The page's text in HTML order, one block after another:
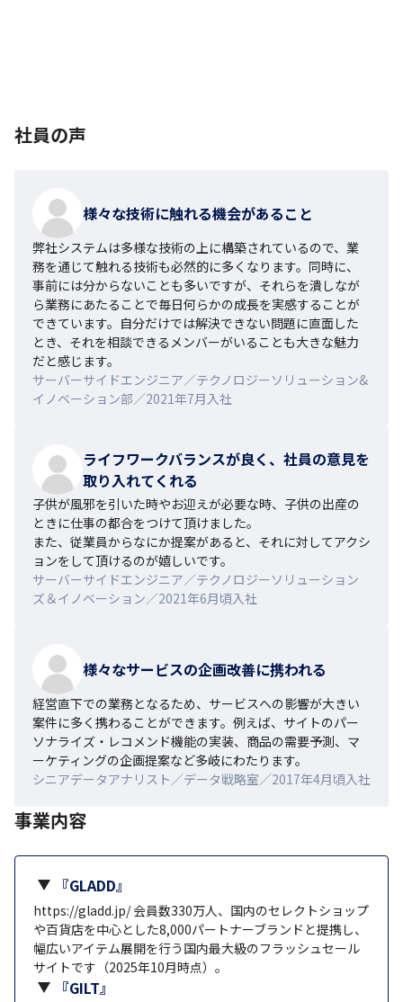
社員の声
様々な技術に触れる機会があること
弊社システムは多様な技術の上に構築されているので、業
務を通じて触れる技術も必然的に多くなります。同時に、
事前には分からないことも多いですが、それらを潰しなが
ら業務にあたることで毎日何らかの成長を実感することが
できています。自分だけでは解決できない問題に直面した
とき、それを相談できるメンバーがいることも大きな魅力
だと感じます。
サーバーサイドエンジニア／テクノロジーソリューション&
イノベーション部／2021年7月入社
ライフワークバランスが良く、社員の意見を
取り入れてくれる
子供が風邪を引いた時やお迎えが必要な時、子供の出産の
ときに仕事の都合をつけて頂けました。
また、従業員からなにか提案があると、それに対してアクシ
ョンをして頂けるのが嬉しいです。
サーバーサイドエンジニア／テクノロジーソリューション
ズ＆イノベーション／2021年6月頃入社
様々なサービスの企画改善に携われる
経営直下での業務となるため、サービスへの影響が大きい
案件に多く携わることができます。例えば、サイトのパー
ソナライズ・レコメンド機能の実装、商品の需要予測、マ
ーケティングの企画提案など多岐にわたります。
シニアデータアナリスト／データ戦略室／2017年4月頃入社
事業内容
『GLADD』
https://gladd.jp/ 会員数330万人、国内のセレクトショップ
や百貨店を中心とした8,000パートナーブランドと提携し、
幅広いアイテム展開を行う国内最大級のフラッシュセール
サイトです（2025年10月時点）。
『GILT』